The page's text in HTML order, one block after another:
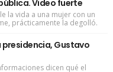
Video fuerte
la vida a una mujer con un
prácticamente la degolló.
presidencia, Gustavo
dicen qué el